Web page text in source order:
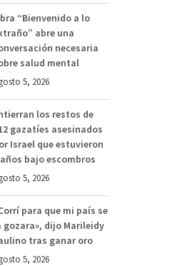
“Bienvenido a lo
abre una
necesaria
salud mental
5, 2026
los restos de
gazatíes asesinados
Israel que estuvieron
bajo escombros
5, 2026
para que mi país se
gozara», dijo Marileidy
tras ganar oro
5, 2026